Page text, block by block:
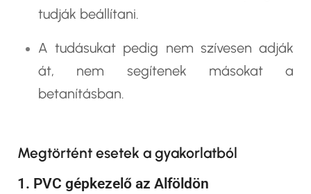
tudják beállítani.
A tudásukat pedig nem szívesen adják
át, nem segítenek másokat a
betanításban.
Megtörtént esetek a gyakorlatból
1. PVC gépkezelő az Alföldön